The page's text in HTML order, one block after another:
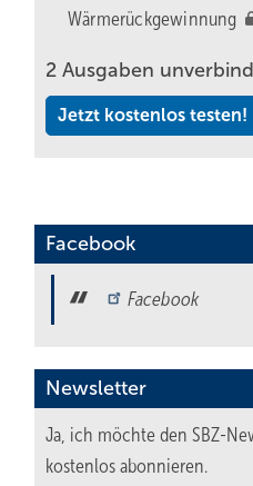
Wärmerückgewinnung
2 Ausgaben
Jetzt kostenlos testen!
Facebook
Facebook
Newsletter
Ja, ich möchte den SBZ-
kostenlos abonnieren.